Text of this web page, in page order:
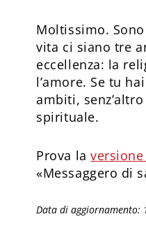
Moltissimo.
vita ci siano tre
eccellenza: la
l’amore. Se tu
ambiti,
spirituale.
Prova la
«Messaggero di
Data di aggiornamento: